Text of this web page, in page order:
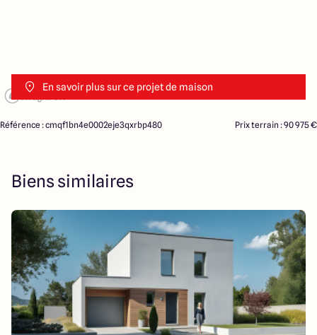
En savoir plus sur ce projet de maison
Référence : cmqf1bn4e0002eje3qxrbp480 Prix terrain : 90 975 €
Biens similaires